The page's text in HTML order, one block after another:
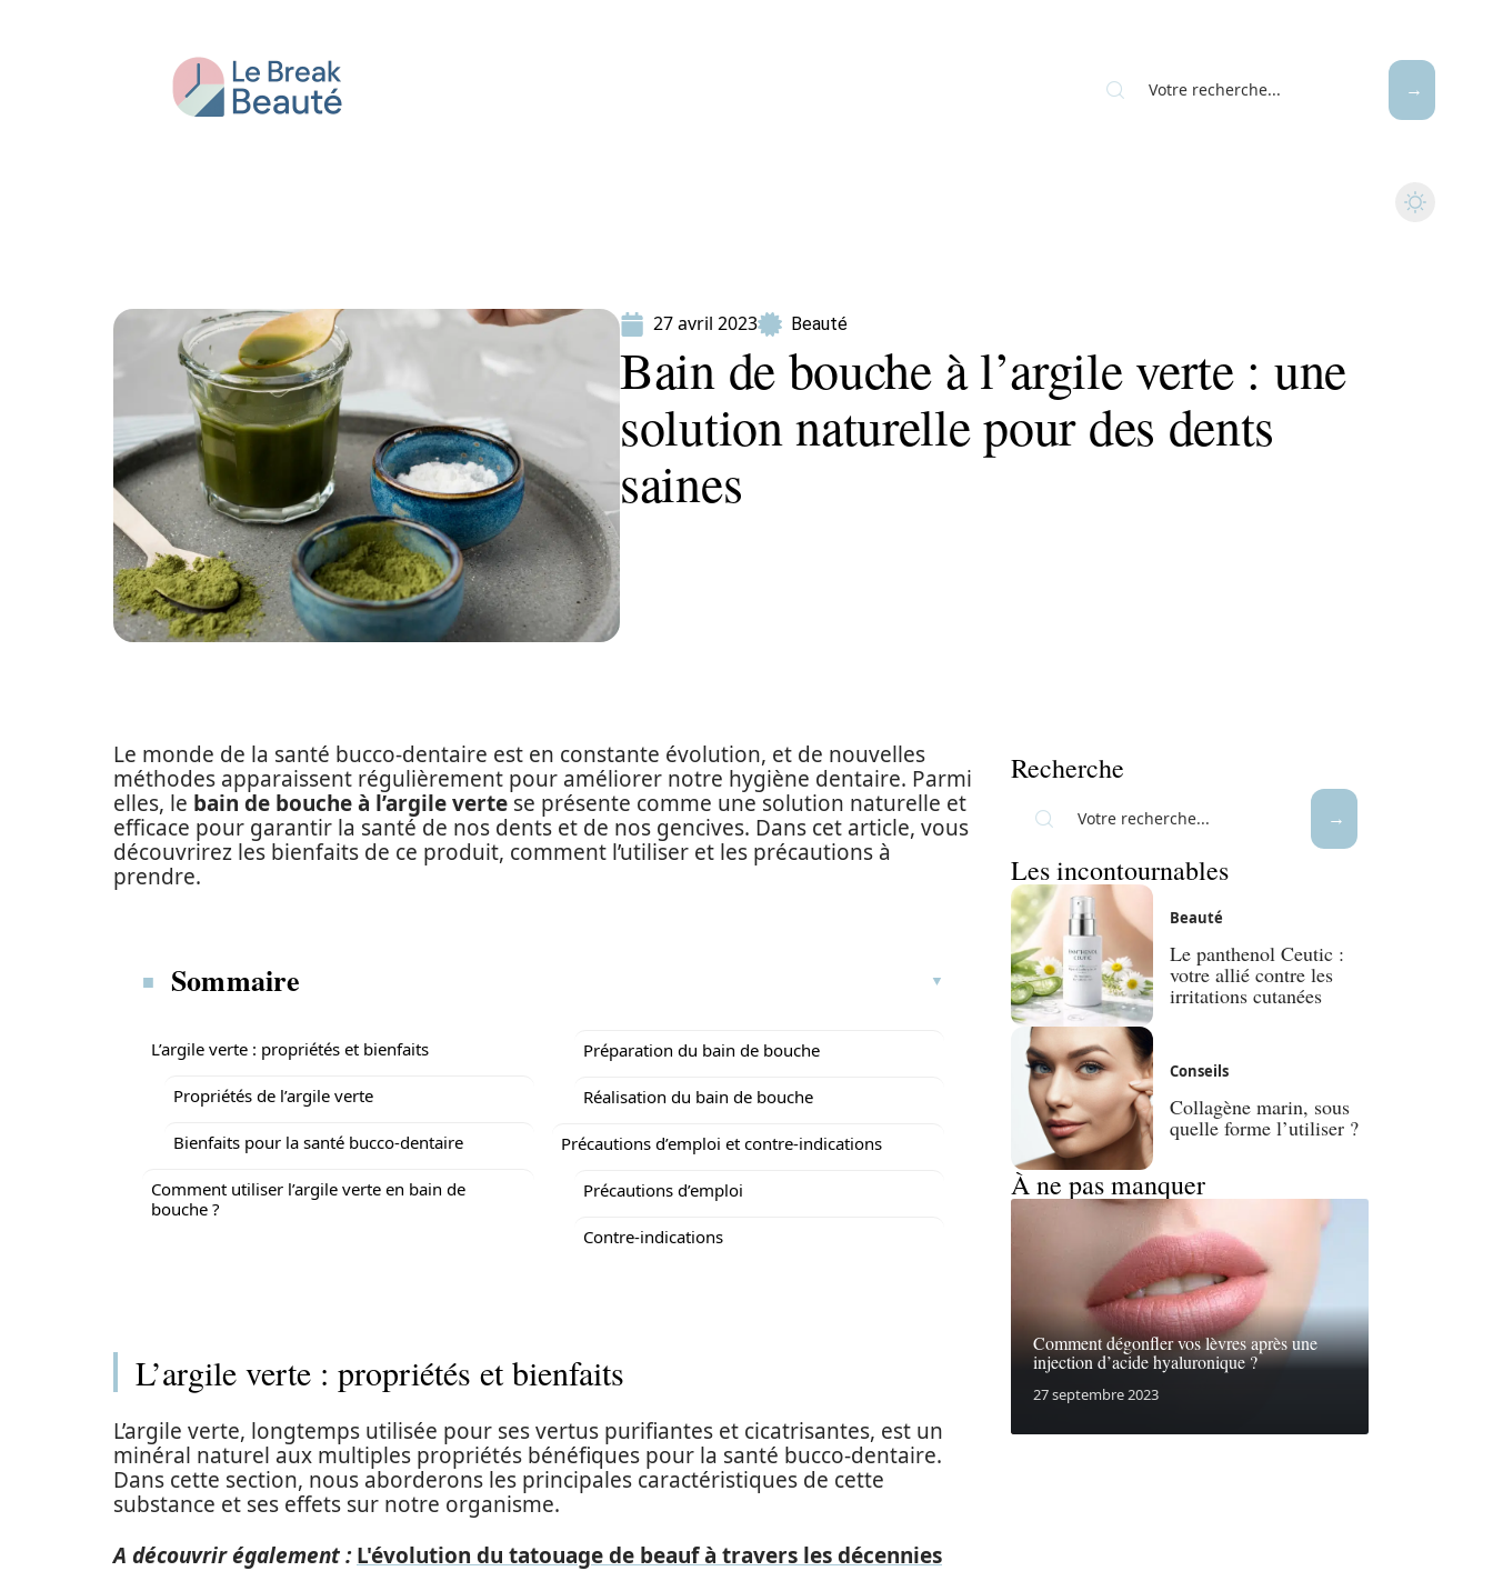
27 avril 2023 Beauté
Bain de bouche à l’argile verte : une
solution naturelle pour des dents
saines
Le monde de la santé bucco-dentaire est en constante évolution, et de nouvelles
méthodes apparaissent régulièrement pour améliorer notre hygiène dentaire. Parmi
elles, le bain de bouche à l’argile verte se présente comme une solution naturelle et
efficace pour garantir la santé de nos dents et de nos gencives. Dans cet article, vous
découvrirez les bienfaits de ce produit, comment l’utiliser et les précautions à
prendre.
Sommaire
L’argile verte : propriétés et bienfaits
Propriétés de l’argile verte
Bienfaits pour la santé bucco-dentaire
Comment utiliser l’argile verte en bain de
bouche ?
Préparation du bain de bouche
Réalisation du bain de bouche
Précautions d’emploi et contre-indications
Précautions d’emploi
Contre-indications
L’argile verte : propriétés et bienfaits
L’argile verte, longtemps utilisée pour ses vertus purifiantes et cicatrisantes, est un
minéral naturel aux multiples propriétés bénéfiques pour la santé bucco-dentaire.
Dans cette section, nous aborderons les principales caractéristiques de cette
substance et ses effets sur notre organisme.
A découvrir également : L'évolution du tatouage de beauf à travers les décennies
Recherche
Les incontournables
Beauté
Le panthenol Ceutic :
votre allié contre les
irritations cutanées
Conseils
Collagène marin, sous
quelle forme l’utiliser ?
À ne pas manquer
Comment dégonfler vos lèvres après une
injection d’acide hyaluronique ?
27 septembre 2023